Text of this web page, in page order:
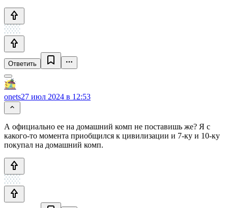
Ответить
onets27 июл 2024 в 12:53
А официально ее на домашний комп не поставишь же? Я с
какого-то момента приобщился к цивилизации и 7-ку и 10-ку
покупал на домашний комп.